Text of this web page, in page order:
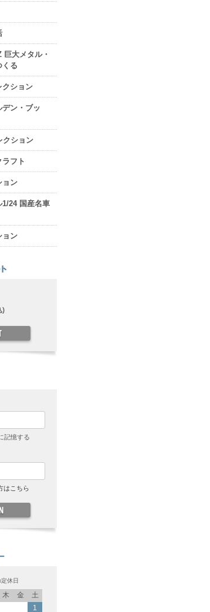
大メタル・
くる
クション
ン・ブッ
クション
フト
ョン
1/24 国産名車
ョン
)
記憶する
はこちら
休日
木 金
土
1